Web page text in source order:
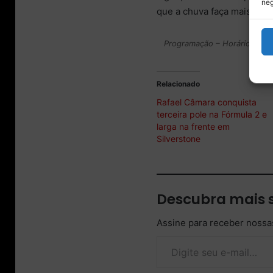
que a chuva faça mais
Programação – Horários da
Relacionado
Rafael Câmara conquista
terceira pole na Fórmula 2 e
larga na frente em
Silverstone
Descubra mais
Assine para receber